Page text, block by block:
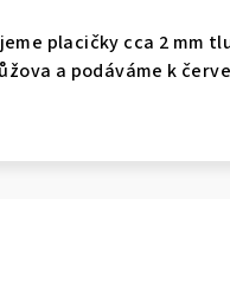
placičky cca 2 mm
a podáváme k